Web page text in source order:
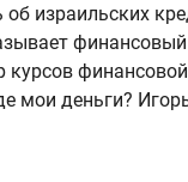
об израильских
финансовый
курсов финансовой
мои деньги?